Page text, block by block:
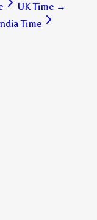
UK Time →
Time